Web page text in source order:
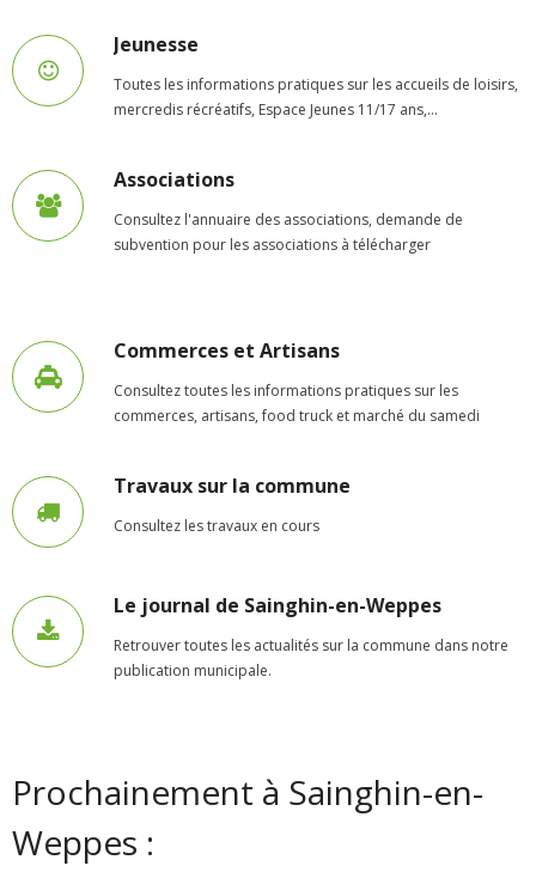
- - Recrutement animateurs
- Petite enfance
- - Maison de la Petite Enfance De Bulle en Bulles
- - Micro-Crèches Atomes Crèchus
- - - Hapili Égalité par Léa et Léo
Mairie
- Horaires d’ouverture
- CNI - Passeport - Certification d'identité numérique
- - Carte Nationale d’Identité
- Élections
- Etat civil – Recensement
Jeunesse
Toutes les informations pratiques sur les accueils de loisirs,
mercredis récréatifs, Espace Jeunes 11/17 ans,…
Associations
Consultez l'annuaire des associations, demande de
subvention pour les associations à télécharger
Commerces et Artisans
Consultez toutes les informations pratiques sur les
commerces, artisans, food truck et marché du samedi
Travaux sur la commune
Consultez les travaux en cours
Le journal de Sainghin-en-Weppes
Retrouver toutes les actualités sur la commune dans notre
publication municipale.
Prochainement à Sainghin-en-
Weppes :